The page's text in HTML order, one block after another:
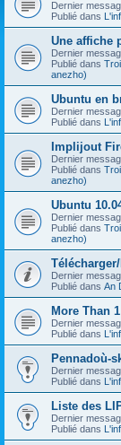
Dernier
Publié dans
Une affiche
Dernier
Publié dans
anezho)
Ubuntu en
Dernier
Publié dans
Implijout
Dernier
Publié dans
anezho)
Ubuntu
Dernier
Publié dans
anezho)
Dernier
Publié dans An
More Than
Dernier
Publié dans
Pennadoù-
Dernier
Publié dans
Liste des
Dernier
Publié dans